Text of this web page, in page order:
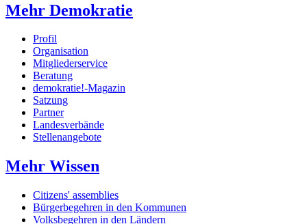
Mehr Demokratie
Profil
Organisation
Mitgliederservice
Beratung
demokratie!-Magazin
Satzung
Partner
Landesverbände
Stellenangebote
Mehr Wissen
Citizens' assemblies
Bürgerbegehren in den Kommunen
Volksbegehren in den Ländern